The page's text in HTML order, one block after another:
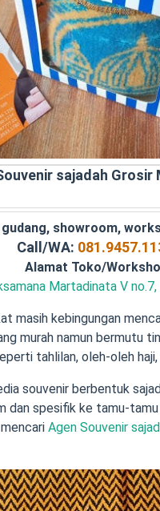
sajadah Grosir
showroom,
Call/WA:
Alamat Toko/
Martadinata V
masih kebingungan
murah namun bermutu
tahlilan, oleh-oleh
souvenir berbentuk
dan spesifik ke tamu-
Agen Souvenir